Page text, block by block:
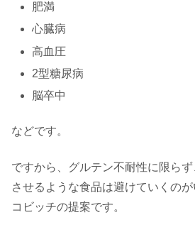
肥満
心臓病
高血圧
2型糖尿病
脳卒中
などです。
ですから、グルテン不耐性に限ら
させるような食品は避けていくの
コビッチの提案です。